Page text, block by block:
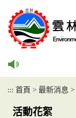
::: 首頁 > 最新消息 >
活動花絮